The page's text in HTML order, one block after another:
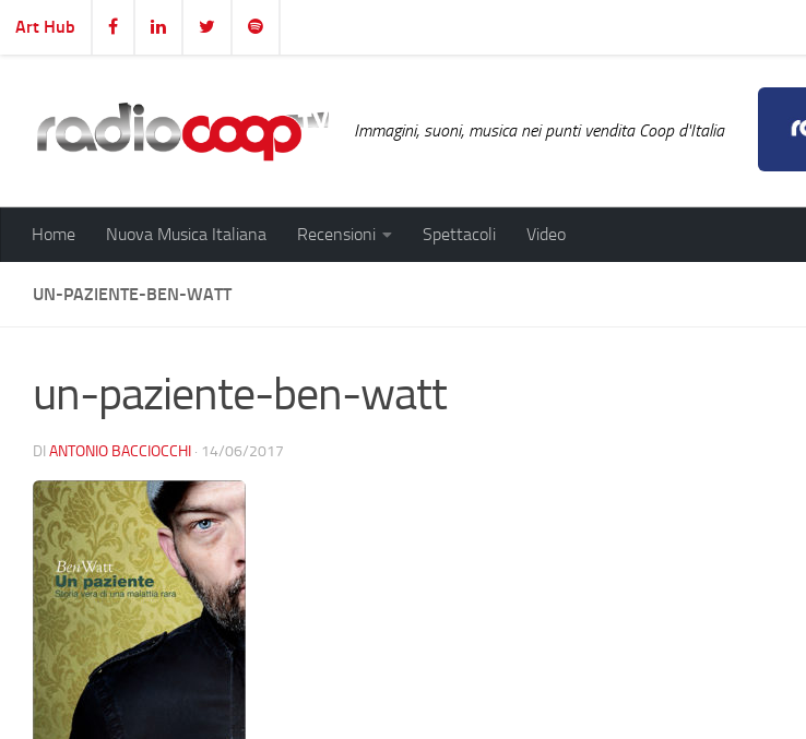
Salta al contenuto
Art Hub
Immagini, suoni, musica nei punti vendita Coop d'Italia
Home Nuova Musica Italiana Recensioni Spettacoli Video
UN-PAZIENTE-BEN-WATT
un-paziente-ben-watt
DI ANTONIO BACCIOCCHI · 14/06/2017